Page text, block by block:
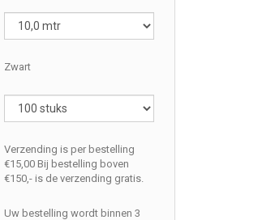
Zwart
Verzending is per bestelling
€15,00 Bij bestelling boven
€150,- is de verzending gratis.
Uw bestelling wordt binnen 3